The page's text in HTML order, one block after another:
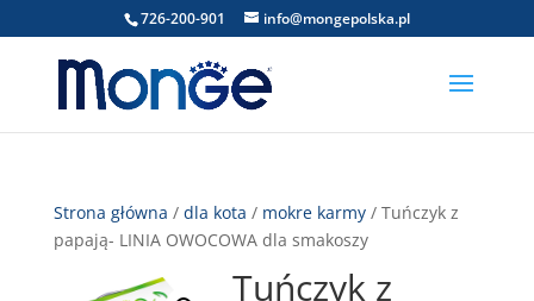
726-200-901 info@mongepolska.pl
Strona główna / dla kota / mokre karmy/ Tuńczyk z
papają- LINIA OWOCOWA dla smakoszy
Tuńczyk z